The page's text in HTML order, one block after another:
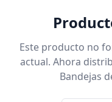
Este producto no
actual. Ahora
Bandejas